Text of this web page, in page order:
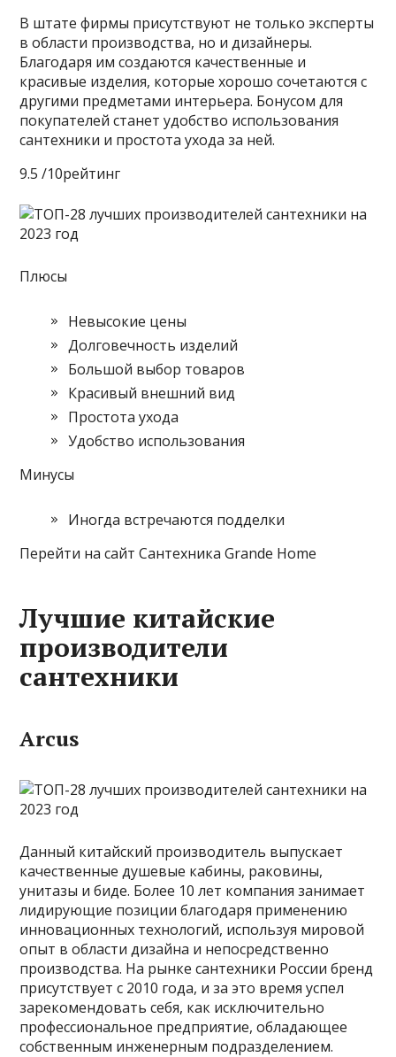
В штате фирмы присутствуют не только эксперты
в области производства, но и дизайнеры.
Благодаря им создаются качественные и
красивые изделия, которые хорошо сочетаются с
другими предметами интерьера. Бонусом для
покупателей станет удобство использования
сантехники и простота ухода за ней.
9.5 /10рейтинг
Плюсы
Невысокие цены
Долговечность изделий
Большой выбор товаров
Красивый внешний вид
Простота ухода
Удобство использования
Минусы
Иногда встречаются подделки
Перейти на сайт Сантехника Grande Home
Лучшие китайские
производители
сантехники
Arcus
Данный китайский производитель выпускает
качественные душевые кабины, раковины,
унитазы и биде. Более 10 лет компания занимает
лидирующие позиции благодаря применению
инновационных технологий, используя мировой
опыт в области дизайна и непосредственно
производства. На рынке сантехники России бренд
присутствует с 2010 года, и за это время успел
зарекомендовать себя, как исключительно
профессиональное предприятие, обладающее
собственным инженерным подразделением.